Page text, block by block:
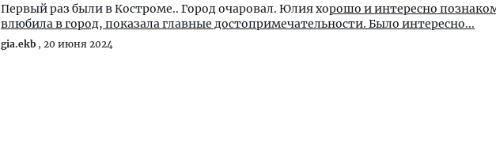
Первый раз были в Костроме.. Город очаровал. Юлия хорошо и интересно
влюбила в город, показала главные достопримечательности. Было интересно...
gia.ekb , 20 июня 2024